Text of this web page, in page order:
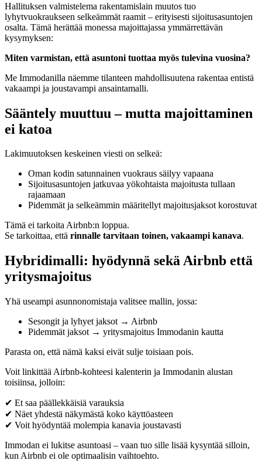
Hallituksen valmistelema rakentamislain muutos tuo
lyhytvuokraukseen selkeämmät raamit – erityisesti sijoitusasuntojen
osalta. Tämä herättää monessa majoittajassa ymmärrettävän
kysymyksen:
Miten varmistan, että asuntoni tuottaa myös tulevina vuosina?
Me Immodanilla näemme tilanteen mahdollisuutena rakentaa entistä
vakaampi ja joustavampi ansaintamalli.
Sääntely muuttuu – mutta majoittaminen
ei katoa
Lakimuutoksen keskeinen viesti on selkeä:
Oman kodin satunnainen vuokraus säilyy vapaana
Sijoitusasuntojen jatkuvaa yökohtaista majoitusta tullaan
rajaamaan
Pidemmät ja selkeämmin määritellyt majoitusjaksot korostuvat
Tämä ei tarkoita Airbnb:n loppua.
Se tarkoittaa, että rinnalle tarvitaan toinen, vakaampi kanava.
Hybridimalli: hyödynnä sekä Airbnb että
yritysmajoitus
Yhä useampi asunnonomistaja valitsee mallin, jossa:
Sesongit ja lyhyet jaksot → Airbnb
Pidemmät jaksot → yritysmajoitus Immodanin kautta
Parasta on, että nämä kaksi eivät sulje toisiaan pois.
Voit linkittää Airbnb-kohteesi kalenterin ja Immodanin alustan
toisiinsa, jolloin:
✔ Et saa päällekkäisiä varauksia
✔ Näet yhdestä näkymästä koko käyttöasteen
✔ Voit hyödyntää molempia kanavia joustavasti
Immodan ei lukitse asuntoasi – vaan tuo sille lisää kysyntää silloin,
kun Airbnb ei ole optimaalisin vaihtoehto.